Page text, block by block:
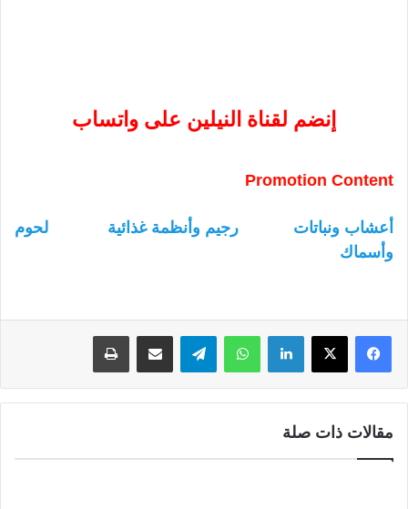
إنضم لقناة النيلين على واتساب
Promotion Content
أعشاب ونباتات رجيم وأنظمة غذائية
لحوم
وأسماك
لينكدإن واتساب
مقالات ذات صلة